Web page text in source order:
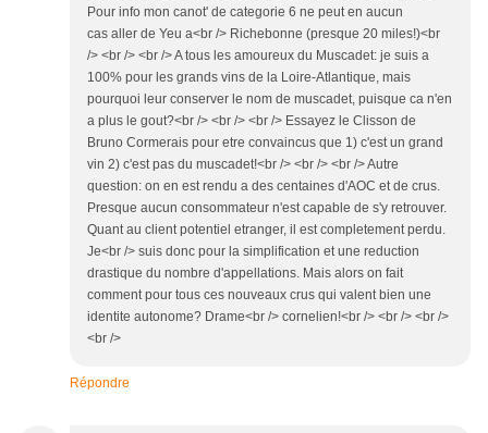
Pour info mon canot' de categorie 6 ne peut en aucun
cas aller de Yeu a<br /> Richebonne (presque 20 miles!)<br
/> <br /> <br /> A tous les amoureux du Muscadet: je suis a
100% pour les grands vins de la Loire-Atlantique, mais
pourquoi leur conserver le nom de muscadet, puisque ca n'en
a plus le gout?<br /> <br /> <br /> Essayez le Clisson de
Bruno Cormerais pour etre convaincus que 1) c'est un grand
vin 2) c'est pas du muscadet!<br /> <br /> <br /> Autre
question: on en est rendu a des centaines d'AOC et de crus.
Presque aucun consommateur n'est capable de s'y retrouver.
Quant au client potentiel etranger, il est completement perdu.
Je<br /> suis donc pour la simplification et une reduction
drastique du nombre d'appellations. Mais alors on fait
comment pour tous ces nouveaux crus qui valent bien une
identite autonome? Drame<br /> cornelien!<br /> <br /> <br />
<br />
Répondre